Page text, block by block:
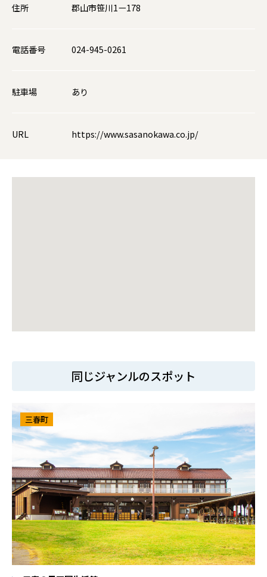
住所 郡山市笹川1ー178
電話番号 024-945-0261
駐車場 あり
URL https://www.sasanokawa.co.jp/
同じジャンルのスポット
三春町